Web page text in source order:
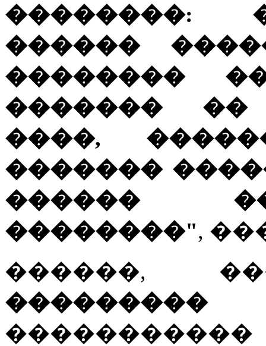
��������:
������
��������
�������
����,
�������
������
��������",
������,
���������